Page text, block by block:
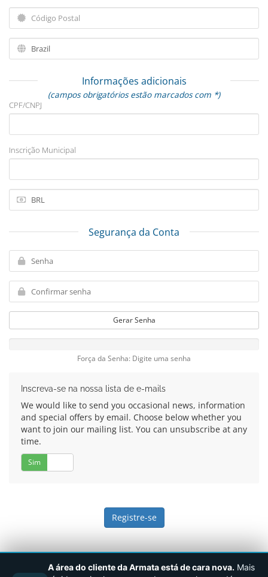
Informações adicionais
(campos obrigatórios estão marcados com *)
CPF/CNPJ
Inscrição Municipal
Segurança da Conta
Gerar Senha
Força da Senha: Digite uma senha
Inscreva-se na nossa lista de e-mails
We would like to send you occasional news, information
and special offers by email. Choose below whether you
want to join our mailing list. You can unsubscribe at any
time.
Sim
A área do cliente da Armata está de cara nova. Mais